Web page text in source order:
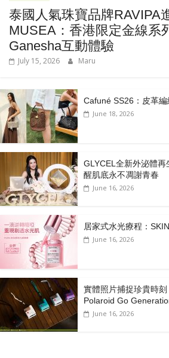
泰國人氣珠寶品牌RAVIPA
MUSEA：香港限定金線系
Ganesha互動體驗
July 15, 2026 Maru
Cafuné SS26：皮革
June 18, 2026
GLYCEL全新外泌體
醒肌底永不凋謝青春
June 16, 2026
居家式水光療程：
June 16, 2026
實體照片捕捉珍貴時
Polaroid Go
June 16, 2026